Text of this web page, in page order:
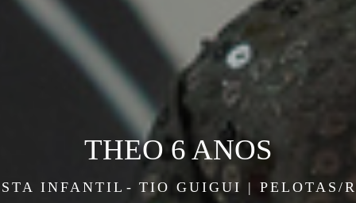
INFANTIL TIO GUIGUI | PELOTAS/
THEO 6 ANOS